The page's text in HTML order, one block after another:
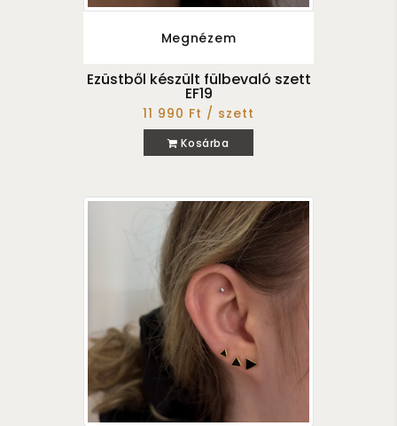
Megnézem
Ezüstből készült fülbevaló szett
EF19
11 990 Ft / szett
Kosárba